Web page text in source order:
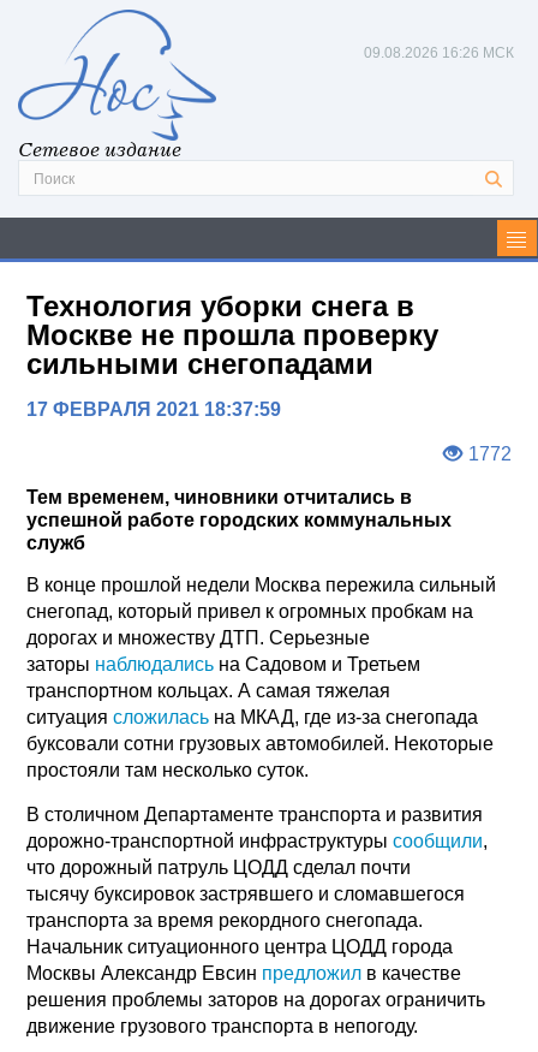
Сетевое издание
09.08.2026 16:26 МСК
Технология уборки снега в
Москве не прошла проверку
сильными снегопадами
17 ФЕВРАЛЯ 2021 18:37:59
1772
Тем временем, чиновники отчитались в
успешной работе городских коммунальных
служб
В конце прошлой недели Москва пережила сильный
снегопад, который привел к огромных пробкам на
дорогах и множеству ДТП. Серьезные
заторы наблюдались на Садовом и Третьем
транспортном кольцах. А самая тяжелая
ситуациясложилась на МКАД, где из-за снегопада
буксовали сотни грузовых автомобилей. Некоторые
простояли там несколько суток.
В столичном Департаменте транспорта и развития
дорожно-транспортной инфраструктурысообщили,
что дорожный патруль ЦОДД сделал почти
тысячу буксировок застрявшего и сломавшегося
транспорта за время рекордного снегопада.
Начальник ситуационного центра ЦОДД города
Москвы Александр Евсин предложил в качестве
решения проблемы заторов на дорогах ограничить
движение грузового транспорта в непогоду.